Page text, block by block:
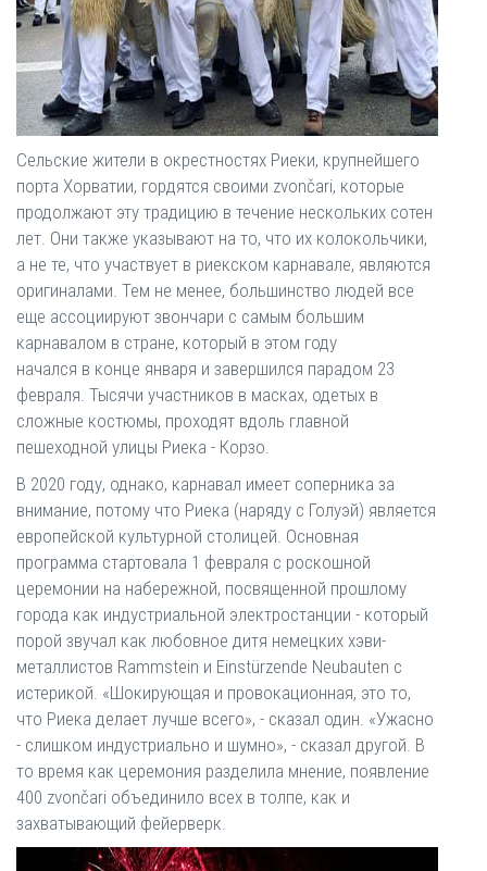
Сельские жители в окрестностях Риеки, крупнейшего
порта Хорватии, гордятся своими zvončari, которые
продолжают эту традицию в течение нескольких сотен
лет. Они также указывают на то, что их колокольчики,
а не те, что участвует в риекском карнавале, являются
оригиналами. Тем не менее, большинство людей все
еще ассоциируют звончари с самым большим
карнавалом в стране, который в этом году
начался в конце января и завершился парадом 23
февраля. Тысячи участников в масках, одетых в
сложные костюмы, проходят вдоль главной
пешеходной улицы Риека - Корзо.
В 2020 году, однако, карнавал имеет соперника за
внимание, потому что Риека (наряду с Голуэй) является
европейской культурной столицей. Основная
программа стартовала 1 февраля с роскошной
церемонии на набережной, посвященной прошлому
города как индустриальной электростанции - который
порой звучал как любовное дитя немецких хэви-
металлистов Rammstein и Einstürzende Neubauten с
истерикой. «Шокирующая и провокационная, это то,
что Риека делает лучше всего», - сказал один. «Ужасно
- слишком индустриально и шумно», - сказал другой. В
то время как церемония разделила мнение, появление
400 zvončari объединило всех в толпе, как и
захватывающий фейерверк.